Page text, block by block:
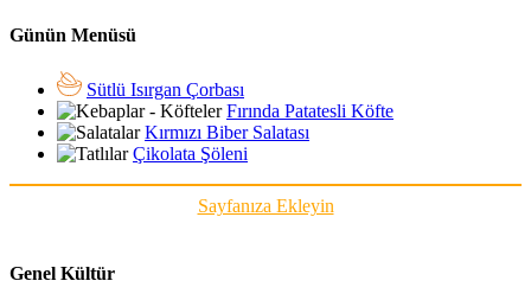
Günün Menüsü
Sütlü Isırgan Çorbası
Fırında Patatesli Köfte
Kırmızı Biber Salatası
Çikolata Şöleni
Sayfanıza Ekleyin
Genel Kültür